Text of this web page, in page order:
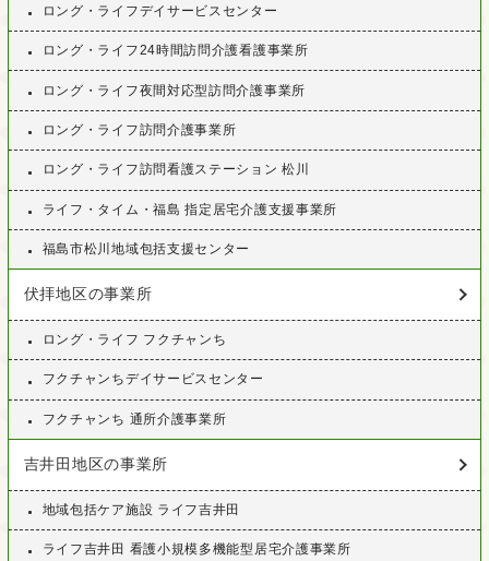
ロング・ライフデイサービスセンター
ロング・ライフ24時間訪問介護看護事業所
ロング・ライフ夜間対応型訪問介護事業所
ロング・ライフ訪問介護事業所
ロング・ライフ訪問看護ステーション 松川
ライフ・タイム・福島 指定居宅介護支援事業所
福島市松川地域包括支援センター
伏拝地区の事業所
ロング・ライフ フクチャンち
フクチャンちデイサービスセンター
フクチャンち 通所介護事業所
吉井田地区の事業所
地域包括ケア施設 ライフ吉井田
ライフ吉井田 看護小規模多機能型居宅介護事業所